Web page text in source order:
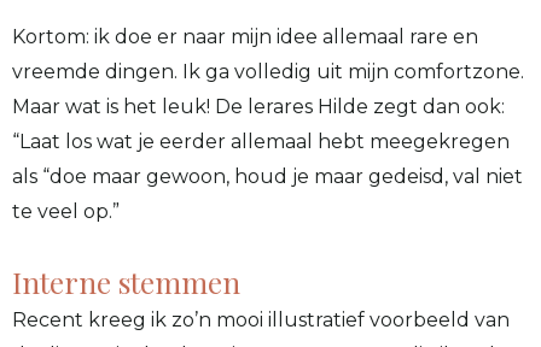
Kortom: ik doe er naar mijn idee allemaal rare en
vreemde dingen. Ik ga volledig uit mijn comfortzone.
Maar wat is het leuk! De lerares Hilde zegt dan ook:
“Laat los wat je eerder allemaal hebt meegekregen
als “doe maar gewoon, houd je maar gedeisd, val niet
te veel op.”
Interne stemmen
Recent kreeg ik zo’n mooi illustratief voorbeeld van